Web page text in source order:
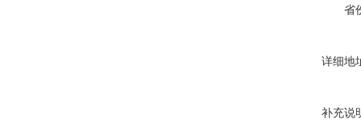
省
详细地
补充说